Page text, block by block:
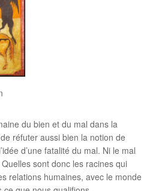
du bien et du mal dans la
réfuter aussi bien la notion de
d’une fatalité du mal. Ni le mal
sont donc les racines qui
relations humaines, avec le monde